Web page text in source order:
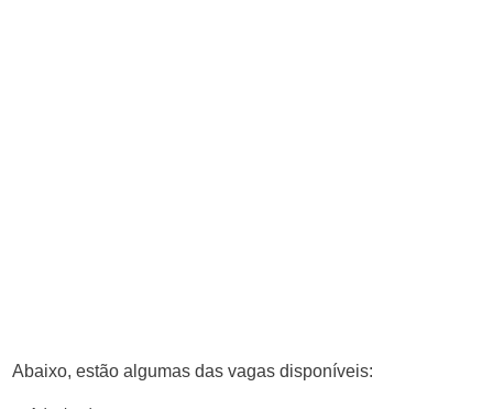
Abaixo, estão algumas das vagas disponíveis: